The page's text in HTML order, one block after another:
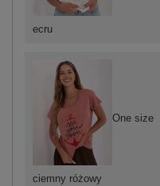
ciemny różowy
One size
ecru